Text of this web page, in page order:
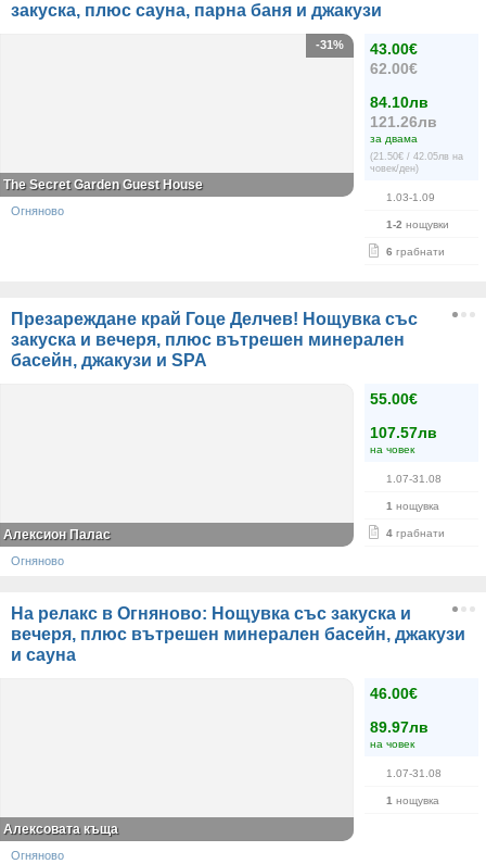
закуска, плюс сауна, парна баня и джакузи
43.00€
62.00€
84.10лв
121.26лв
за двама
(21.50€ / 42.05лв на
човек/ден)
1.03-1.09
1-2 нощувки
6 грабнати
-31%
The Secret Garden Guest House
Огняново
Презареждане край Гоце Делчев! Нощувка със
закуска и вечеря, плюс вътрешен минерален
басейн, джакузи и SPA
55.00€
107.57лв
на човек
1.07-31.08
1 нощувка
4 грабнати
Алексион Палас
Огняново
На релакс в Огняново: Нощувка със закуска и
вечеря, плюс вътрешен минерален басейн, джакузи
и сауна
46.00€
89.97лв
на човек
1.07-31.08
1 нощувка
Алексовата къща
Огняново